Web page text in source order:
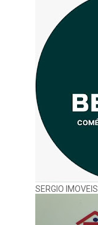
SERGIO IMOVEIS